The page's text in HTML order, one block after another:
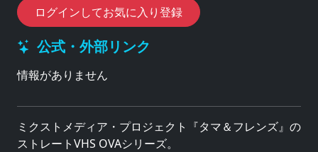
ログインしてお気に入り登録
公式・外部リンク
情報がありません
ミクストメディア・プロジェクト『タマ＆フレンズ』の
ストレートVHS OVAシリーズ。